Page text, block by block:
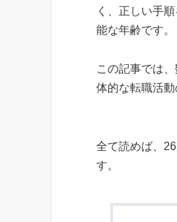
く、正しい手
能な年齢です。
この記事では
体的な転職活動
全て読めば、
す。